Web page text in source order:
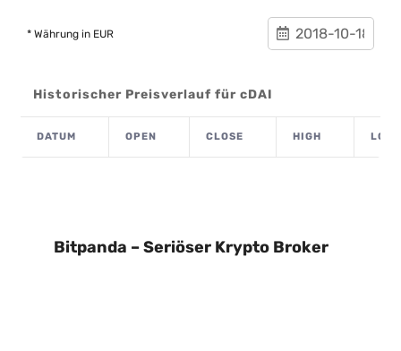
* Währung in EUR
Historischer Preisverlauf für cDAI
DATUM OPEN CLOSE HIGH LOW
Bitpanda – Seriöser Krypto Broker